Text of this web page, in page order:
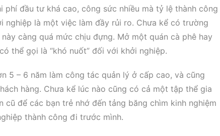
đầu tư khá cao, công sức nhiều mà tỷ lệ thành công
nghiệp là một việc làm đầy rủi ro. Chưa kể có trường
càng quá mức chịu đựng. Mở một quán cà phê hay
thể gọi là “khó nuốt” đối với khởi nghiệp.
5 – 6 năm làm công tác quản lý ở cấp cao, và cũng
hàng. Chưa kể lúc nào cũng có cả một tập thể gia
để các bạn trẻ nhớ đến tảng băng chìm kinh nghiệm
thành công đi trước mình.